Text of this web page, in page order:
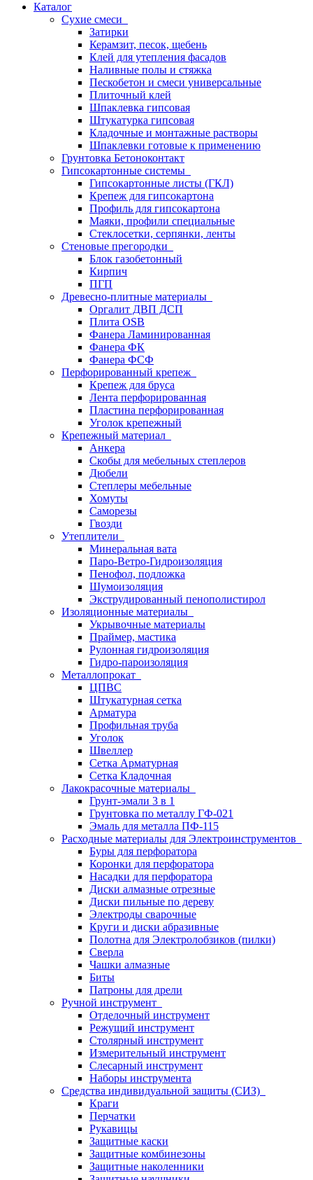
Каталог
Сухие смеси
Затирки
Керамзит, песок, щебень
Клей для утепления фасадов
Наливные полы и стяжка
Пескобетон и смеси универсальные
Плиточный клей
Шпаклевка гипсовая
Штукатурка гипсовая
Кладочные и монтажные растворы
Шпаклевки готовые к применению
Грунтовка Бетоноконтакт
Гипсокартонные системы
Гипсокартонные листы (ГКЛ)
Крепеж для гипсокартона
Профиль для гипсокартона
Маяки, профили специальные
Стеклосетки, серпянки, ленты
Стеновые прегородки
Блок газобетонный
Кирпич
ПГП
Древесно-плитные материалы
Оргалит ДВП ДСП
Плита OSB
Фанера Ламинированная
Фанера ФК
Фанера ФСФ
Перфорированный крепеж
Крепеж для бруса
Лента перфорированная
Пластина перфорированная
Уголок крепежный
Крепежный материал
Анкера
Скобы для мебельных степлеров
Дюбели
Степлеры мебельные
Хомуты
Саморезы
Гвозди
Утеплители
Минеральная вата
Паро-Ветро-Гидроизоляция
Пенофол, подложка
Шумоизоляция
Экструдированный пенополистирол
Изоляционные материалы
Укрывочные материалы
Праймер, мастика
Рулонная гидроизоляция
Гидро-пароизоляция
Металлопрокат
ЦПВС
Штукатурная сетка
Арматура
Профильная труба
Уголок
Швеллер
Сетка Арматурная
Сетка Кладочная
Лакокрасочные материалы
Грунт-эмали 3 в 1
Грунтовка по металлу ГФ-021
Эмаль для металла ПФ-115
Расходные материалы для Электроинструментов
Буры для перфоратора
Коронки для перфоратора
Насадки для перфоратора
Диски алмазные отрезные
Диски пильные по дереву
Электроды сварочные
Круги и диски абразивные
Полотна для Электролобзиков (пилки)
Сверла
Чашки алмазные
Биты
Патроны для дрели
Ручной инструмент
Отделочный инструмент
Режущий инструмент
Столярный инструмент
Измерительный инструмент
Слесарный инструмент
Наборы инструмента
Средства индивидуальной защиты (СИЗ)
Краги
Перчатки
Рукавицы
Защитные каски
Защитные комбинезоны
Защитные наколенники